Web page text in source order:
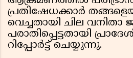
പ്രതിഷേധക്കാർ
വെച്ചതായി ചില വനിതാ
പരാതിപ്പെട്ടതായി
റിപ്പോർട്ട് ചെയ്യുന്നു.